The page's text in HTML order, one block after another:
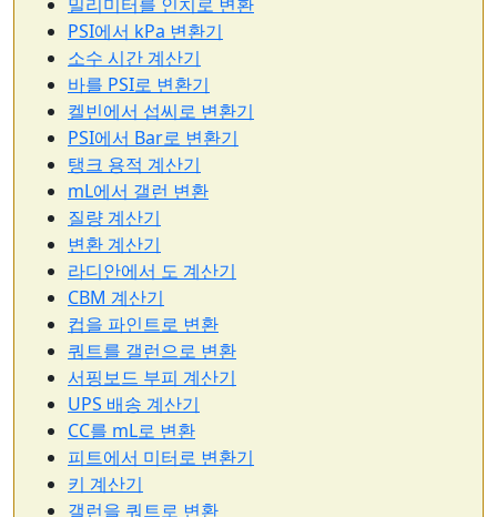
PSI에서 kPa 변환기
소수 시간 계산기
바를 PSI로 변환기
켈빈에서 섭씨로 변환기
PSI에서 Bar로 변환기
탱크 용적 계산기
mL에서 갤런 변환
질량 계산기
변환 계산기
라디안에서 도 계산기
CBM 계산기
컵을 파인트로 변환
쿼트를 갤런으로 변환
서핑보드 부피 계산기
UPS 배송 계산기
CC를 mL로 변환
피트에서 미터로 변환기
키 계산기
갤런을 쿼트로 변환